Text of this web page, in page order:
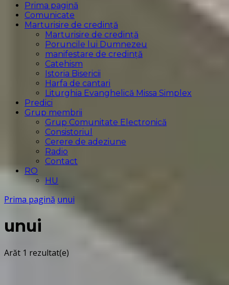
Prima pagină
Comunicate
Marturisire de credință
Marturisire de credință
Poruncile lui Dumnezeu
manifestare de credință
Catehism
Istoria Bisericii
Harfa de cantari
Liturghia Evanghelică Missa Simplex
Predici
Grup membrii
Grup Comunitate Electronică
Consistoriul
Cerere de adeziune
Radio
Contact
RO
HU
Prima pagină unui
unui
Arăt 1 rezultat(e)